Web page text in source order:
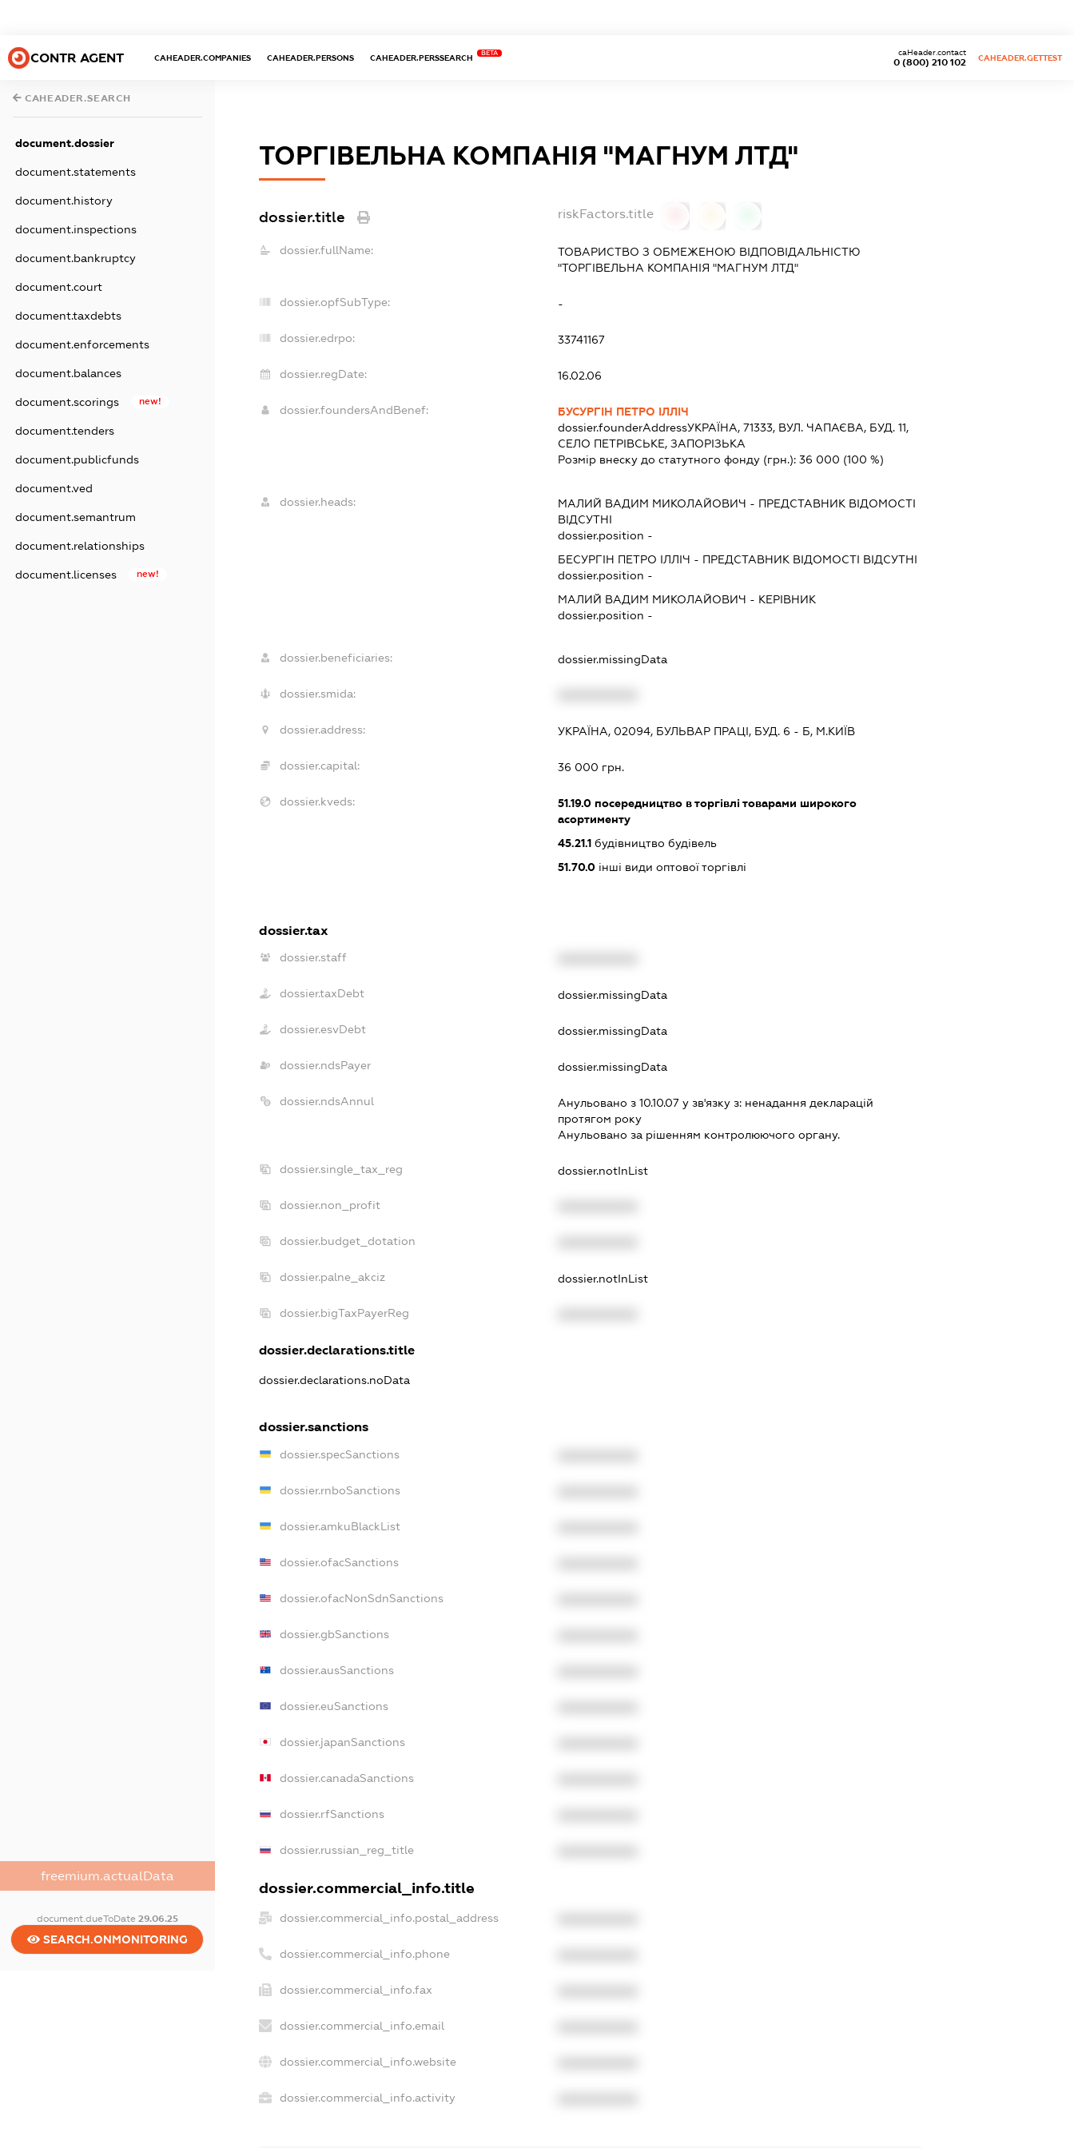
CONTR AGENT CAHEADER.COMPANIES CAHEADER.PERSONS CAHEADER.PERSSEARCH
BETA
0 (800) 210 102
caHeader.contact
CAHEADER.GETTEST
CAHEADER.SEARCH
document.dossier
document.statements
document.history
document.inspections
document.bankruptcy
document.court
document.taxdebts
document.enforcements
document.balances
document.scorings new!
document.tenders
document.publicfunds
document.ved
document.semantrum
document.relationships
document.licenses new!
freemium.actualData
document.dueToDate 29.06.25
SEARCH.ONMONITORING
ТОРГІВЕЛЬНА КОМПАНІЯ "МАГНУМ ЛТД"
dossier.title riskFactors.title
dossier.fullName:
ТОВАРИСТВО З ОБМЕЖЕНОЮ ВІДПОВІДАЛЬНІСТЮ
"ТОРГІВЕЛЬНА КОМПАНІЯ "МАГНУМ ЛТД"
dossier.opfSubType: -
dossier.edrpo: 33741167
dossier.regDate: 16.02.06
dossier.foundersAndBenef:
БУСУРГІН ПЕТРО ІЛЛІЧ
dossier.founderAddressУКРАЇНА, 71333, ВУЛ. ЧАПАЄВА, БУД. 11,
СЕЛО ПЕТРІВСЬКЕ, ЗАПОРІЗЬКА
Розмір внеску до статутного фонду (грн.): 36 000 (100 %)
dossier.heads: МАЛИЙ ВАДИМ МИКОЛАЙОВИЧ - ПРЕДСТАВНИК ВІДОМОСТІ
ВІДСУТНІ
dossier.position -
БЕСУРГІН ПЕТРО ІЛЛІЧ - ПРЕДСТАВНИК ВІДОМОСТІ ВІДСУТНІ
dossier.position -
МАЛИЙ ВАДИМ МИКОЛАЙОВИЧ - КЕРІВНИК
dossier.position -
dossier.beneficiaries: dossier.missingData
dossier.smida:
dossier.address: УКРАЇНА, 02094, БУЛЬВАР ПРАЦІ, БУД. 6 - Б, М.КИЇВ
dossier.capital: 36 000 грн.
dossier.kveds: 51.19.0посередництво в торгівлі товарами широкого
асортименту
45.21.1будівництво будівель
51.70.0інші види оптової торгівлі
dossier.tax
dossier.staff
dossier.taxDebt dossier.missingData
dossier.esvDebt dossier.missingData
dossier.ndsPayer dossier.missingData
dossier.ndsAnnul Анульовано з 10.10.07 у зв'язку з: ненадання декларацiй
протягом року
Анульовано за рiшенням контролюючого органу.
dossier.single_tax_reg dossier.notInList
dossier.non_profit
dossier.budget_dotation
dossier.palne_akciz dossier.notInList
dossier.bigTaxPayerReg
dossier.declarations.title
dossier.declarations.noData
dossier.sanctions
dossier.specSanctions
dossier.rnboSanctions
dossier.amkuBlackList
dossier.ofacSanctions
dossier.ofacNonSdnSanctions
dossier.gbSanctions
dossier.ausSanctions
dossier.euSanctions
dossier.japanSanctions
dossier.canadaSanctions
dossier.rfSanctions
dossier.russian_reg_title
dossier.commercial_info.title
dossier.commercial_info.postal_address
dossier.commercial_info.phone
dossier.commercial_info.fax
dossier.commercial_info.email
dossier.commercial_info.website
dossier.commercial_info.activity